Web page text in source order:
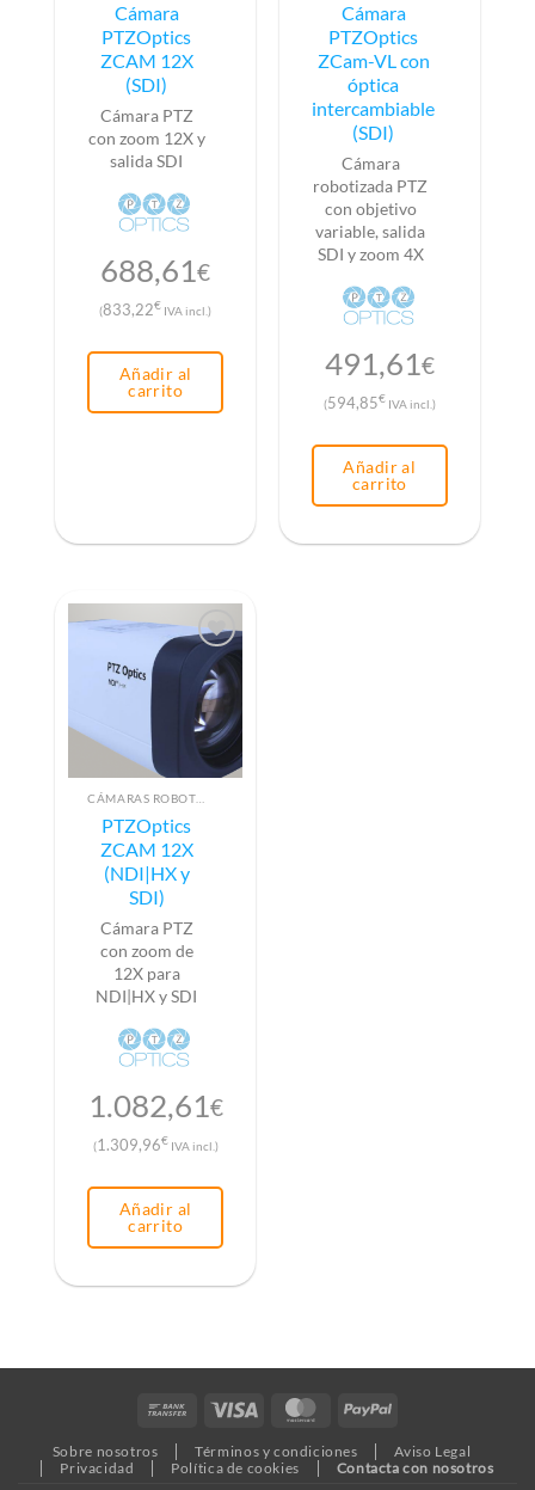
Cámara
PTZOptics
ZCAM 12X
(SDI)
Cámara PTZ
con zoom 12X y
salida SDI
688,61€
(833,22€ IVA incl.)
Añadir al
carrito
Cámara
PTZOptics
ZCam-VL con
óptica
intercambiable
(SDI)
Cámara
robotizada PTZ
con objetivo
variable, salida
SDI y zoom 4X
491,61 €
(594,85€IVA incl.)
Añadir al
carrito
PTZOptics
ZCAM 12X
(NDI|HX y
SDI)
Cámara PTZ
con zoom de
12X para
NDI|HX y SDI
1.082,61 €
(1.309,96€IVA incl.)
Añadir al
carrito
Bank
Visa MasterCardPayPal
Sobre nosotros Términos y condiciones
Aviso Legal
Privacidad
Política de cookies Contacta con nosotros